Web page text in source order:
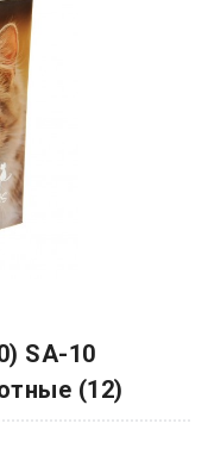
SA-10
(12)